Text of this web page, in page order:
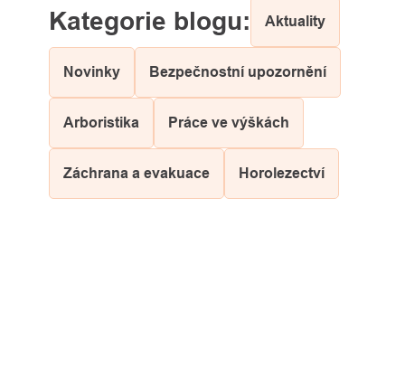
Aktuality
Novinky Bezpečnostní upozornění
Arboristika Práce ve výškách
Záchrana a evakuace Horolezectví